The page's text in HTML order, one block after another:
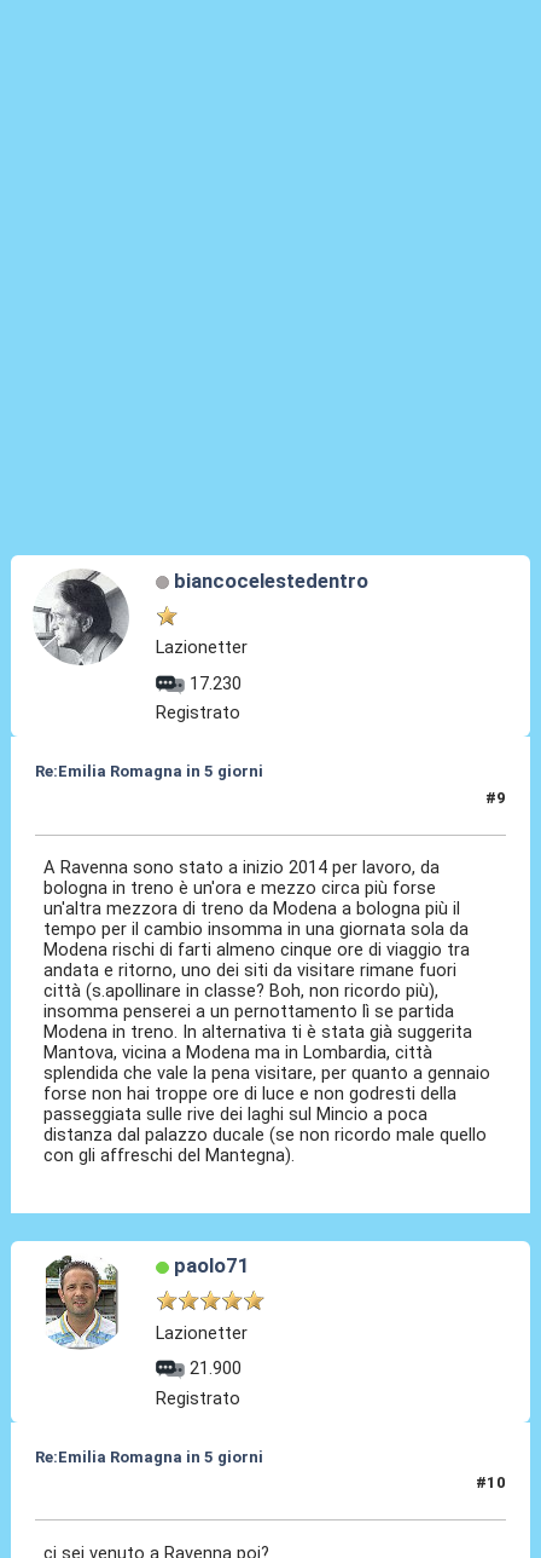
biancocelestedentro
Lazionetter
17.230
Registrato
Re:Emilia Romagna in 5 giorni
#9
A Ravenna sono stato a inizio 2014 per lavoro, da
bologna in treno è un'ora e mezzo circa più forse
un'altra mezzora di treno da Modena a bologna più il
tempo per il cambio insomma in una giornata sola da
Modena rischi di farti almeno cinque ore di viaggio tra
andata e ritorno, uno dei siti da visitare rimane fuori
città (s.apollinare in classe? Boh, non ricordo più),
insomma penserei a un pernottamento lì se partida
Modena in treno. In alternativa ti è stata già suggerita
Mantova, vicina a Modena ma in Lombardia, città
splendida che vale la pena visitare, per quanto a gennaio
forse non hai troppe ore di luce e non godresti della
passeggiata sulle rive dei laghi sul Mincio a poca
distanza dal palazzo ducale (se non ricordo male quello
con gli affreschi del Mantegna).
paolo71
Lazionetter
21.900
Registrato
Re:Emilia Romagna in 5 giorni
#10
ci sei venuto a Ravenna poi?